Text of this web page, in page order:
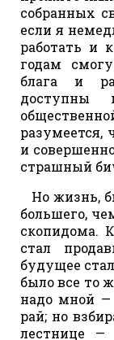
собранных
если я
работать и
годам
блага и
доступны
разумеется,
и
страшный
Но жизнь,
большего,
скопидома.
стал
будущее
было все то
надо мной
рай; но
лестнице —